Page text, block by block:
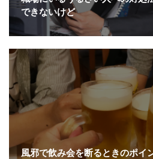
できないけど
風邪で飲み会を断るときのポイ